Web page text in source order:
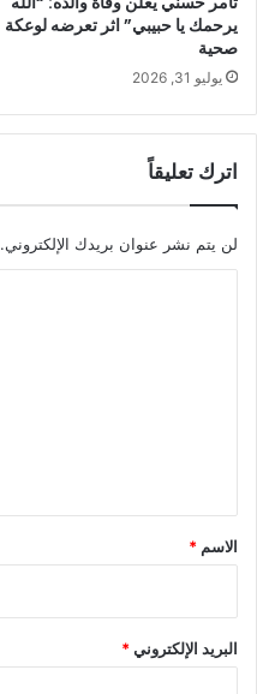
يرحمك يا حبيبي” اثر تعرضه لوعكة
صحية
يوليو 31, 2026
اترك تعليقاً
لن يتم نشر عنوان بريدك الإلكتروني.
*
الاسم *
البريد الإلكتروني*